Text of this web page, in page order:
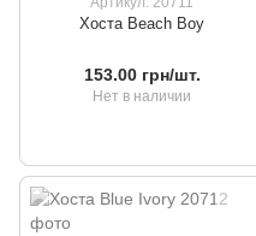
Хоста Beach Boy
153.00 грн/шт.
Нет в наличии